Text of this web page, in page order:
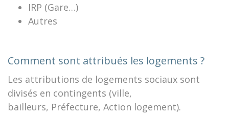
IRP (Gare…)
Autres
Comment sont attribués les logements ?
Les attributions de logements sociaux sont
divisés en contingents (ville,
bailleurs, Préfecture, Action logement).